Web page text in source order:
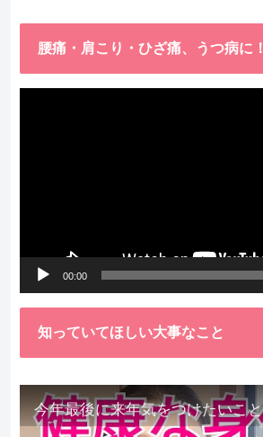
腰痛・肩こり・ひざ痛、うつ病に！
00:00
知っていてほしい大事なこと